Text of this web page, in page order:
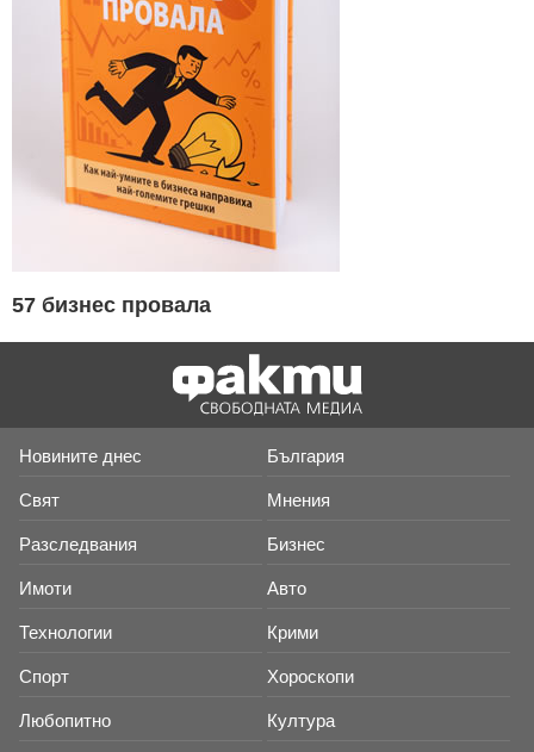
57 бизнес провала
Новините днес България
Свят Мнения
Разследвания Бизнес
Имоти Авто
Технологии Крими
Спорт Хороскопи
Любопитно Култура